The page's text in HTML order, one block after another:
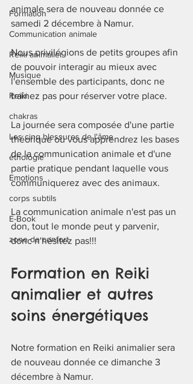
Formation
Communication animale
Reiki animalier
Musique
Reiki
chakras
Les cinq blessures de l'âme
éthologie
Emotions
corps subtils
E-Book
zone de confort
animale sera de nouveau donnée ce
samedi 2 décembre à Namur.
Nous privilégions de petits groupes afin
de pouvoir interagir au mieux avec
l'ensemble des participants, donc ne
traînez pas pour réserver votre place.
La journée sera composée d'une partie
théorique où vous apprendrez les bases
de la communication animale et d'une
partie pratique pendant laquelle vous
communiquerez avec des animaux.
La communication animale n'est pas un
don, tout le monde peut y parvenir,
donc n'hésitez pas!!!
Formation en Reiki
animalier et autres
soins énergétiques
Notre formation en Reiki animalier sera
de nouveau donnée ce dimanche 3
décembre à Namur.